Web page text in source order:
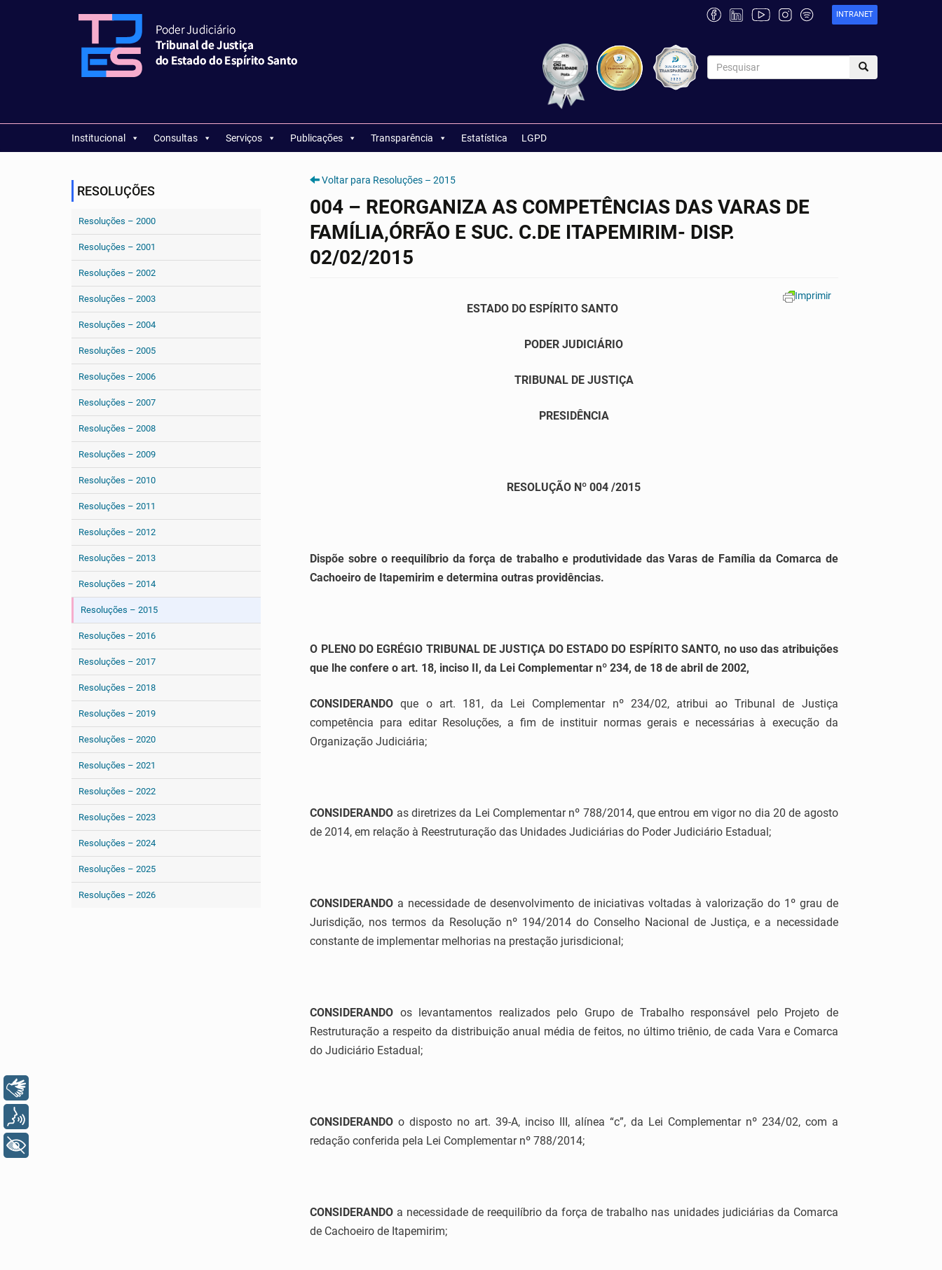
INTRANET
Institucional Consultas Serviços Publicações Transparência Estatística LGPD
RESOLUÇÕES
Resoluções – 2000
Resoluções – 2001
Resoluções – 2002
Resoluções – 2003
Resoluções – 2004
Resoluções – 2005
Resoluções – 2006
Resoluções – 2007
Resoluções – 2008
Resoluções – 2009
Resoluções – 2010
Resoluções – 2011
Resoluções – 2012
Resoluções – 2013
Resoluções – 2014
Resoluções – 2015
Resoluções – 2016
Resoluções – 2017
Resoluções – 2018
Resoluções – 2019
Resoluções – 2020
Resoluções – 2021
Resoluções – 2022
Resoluções – 2023
Resoluções – 2024
Resoluções – 2025
Resoluções – 2026
Voltar para Resoluções – 2015
004 – REORGANIZA AS COMPETÊNCIAS DAS VARAS DE
FAMÍLIA,ÓRFÃO E SUC. C.DE ITAPEMIRIM- DISP.
02/02/2015
Imprimir
ESTADO DO ESPÍRITO SANTO
PODER JUDICIÁRIO
TRIBUNAL DE JUSTIÇA
PRESIDÊNCIA
RESOLUÇÃO Nº 004 /2015
Dispõe sobre o reequilíbrio da força de trabalho e produtividade das Varas de Família da Comarca de
Cachoeiro de Itapemirim e determina outras providências.
O PLENO DO EGRÉGIO TRIBUNAL DE JUSTIÇA DO ESTADO DO ESPÍRITO SANTO, no uso das atribuições
que lhe confere o art. 18, inciso II, da Lei Complementar nº 234, de 18 de abril de 2002,
CONSIDERANDOque o art. 181, da Lei Complementar nº 234/02, atribui ao Tribunal de Justiça
competência para editar Resoluções, a fim de instituir normas gerais e necessárias à execução da
Organização Judiciária;
CONSIDERANDO as diretrizes da Lei Complementar nº 788/2014, que entrou em vigor no dia 20 de agosto
de 2014, em relação à Reestruturação das Unidades Judiciárias do Poder Judiciário Estadual;
CONSIDERANDO a necessidade de desenvolvimento de iniciativas voltadas à valorização do 1º grau de
Jurisdição, nos termos da Resolução nº 194/2014 do Conselho Nacional de Justiça, e a necessidade
constante de implementar melhorias na prestação jurisdicional;
CONSIDERANDO os levantamentos realizados pelo Grupo de Trabalho responsável pelo Projeto de
Restruturação a respeito da distribuição anual média de feitos, no último triênio, de cada Vara e Comarca
do Judiciário Estadual;
CONSIDERANDOo disposto no art. 39-A, inciso III, alínea “c”, da Lei Complementar nº 234/02, com a
redação conferida pela Lei Complementar nº 788/2014;
CONSIDERANDO a necessidade de reequilíbrio da força de trabalho nas unidades judiciárias da Comarca
de Cachoeiro de Itapemirim;